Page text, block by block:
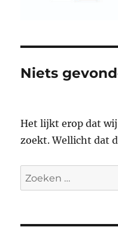
Niets
Het lijkt erop dat
zoekt. Wellicht dat
Zoeken
naar: